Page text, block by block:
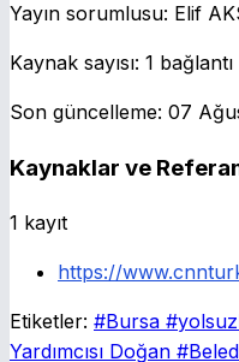
Yayın sorumlusu: Elif
Kaynak sayısı: 1
Son güncelleme: 07
Kaynaklar ve
1 kayıt
https://
Etiketler: #Bursa
Yardımcısı Doğan